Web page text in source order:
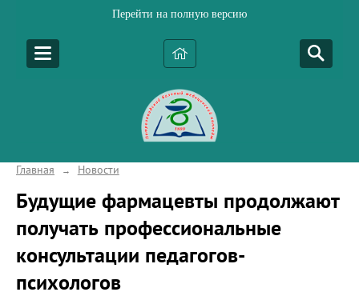
Перейти на полную версию
Главная → Новости
Будущие фармацевты продолжают
получать профессиональные
консультации педагогов-
психологов